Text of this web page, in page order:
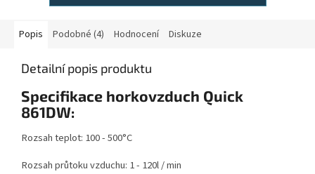
Popis Podobné (4) Hodnocení Diskuze
Detailní popis produktu
Specifikace horkovzduch Quick
861DW:
Rozsah teplot: 100 - 500°C
Rozsah průtoku vzduchu: 1 - 120l / min